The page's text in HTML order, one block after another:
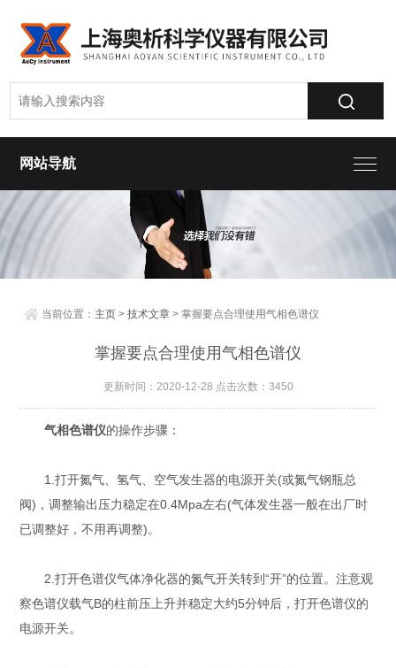
网站导航
当前位置： 主页 >技术文章 > 掌握要点合理使用气相色谱仪
掌握要点合理使用气相色谱仪
更新时间：2020-12-28 点击次数：3450
气相色谱仪的操作步骤：
1.打开氮气、氢气、空气发生器的电源开关(或氮气钢瓶总
阀)，调整输出压力稳定在0.4Mpa左右(气体发生器一般在出厂时
已调整好，不用再调整)。
2.打开色谱仪气体净化器的氮气开关转到“开”的位置。注意观
察色谱仪载气B的柱前压上升并稳定大约5分钟后，打开色谱仪的
电源开关。